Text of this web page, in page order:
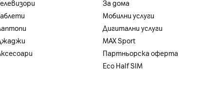
За дома
Мобилни услуги
Дигитални услуги
MAX Sport
Партньорска оферта
Eco Half SIM